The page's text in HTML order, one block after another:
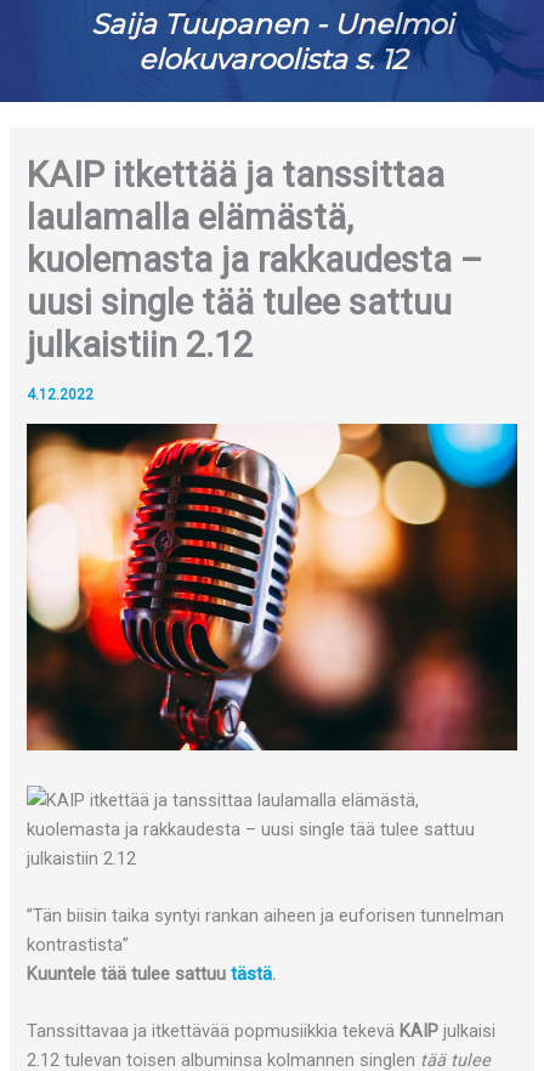
Saija Tuupanen - Unelmoi
elokuvaroolista s. 12
KAIP itkettää ja tanssittaa
laulamalla elämästä,
kuolemasta ja rakkaudesta –
uusi single tää tulee sattuu
julkaistiin 2.12
4.12.2022
”Tän biisin taika syntyi rankan aiheen ja euforisen tunnelman
kontrastista”
Kuuntele tää tulee sattuutästä.
Tanssittavaa ja itkettävää popmusiikkia tekevä KAIP julkaisi
2.12 tulevan toisen albuminsa kolmannen singlen tää tulee